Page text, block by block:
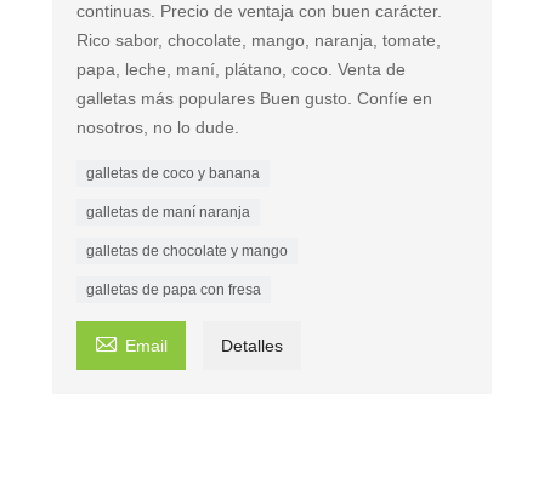
continuas. Precio de ventaja con buen carácter.
Rico sabor, chocolate, mango, naranja, tomate,
papa, leche, maní, plátano, coco. Venta de
galletas más populares Buen gusto. Confíe en
nosotros, no lo dude.
galletas de coco y banana
galletas de maní naranja
galletas de chocolate y mango
galletas de papa con fresa
 Email Detalles